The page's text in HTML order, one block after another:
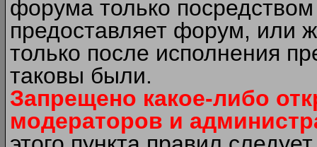
форума только
предоставляет форум, или
только после исполнения
таковы были.
Запрещено какое-либо
модераторов и